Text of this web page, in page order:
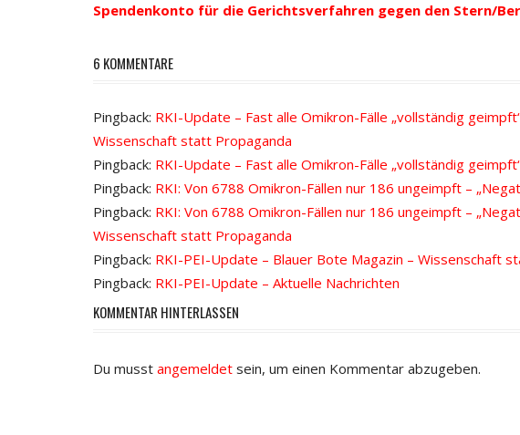
Spendenkonto für die Gerichtsverfahren gegen den Stern/
6 KOMMENTARE
Pingback: RKI-Update – Fast alle Omikron-Fälle „vollständig
Wissenschaft statt Propaganda
Pingback: RKI-Update – Fast alle Omikron-Fälle „vollständig
Pingback: RKI: Von 6788 Omikron-Fällen nur 186 ungeimpft –
Pingback: RKI: Von 6788 Omikron-Fällen nur 186 ungeimpft –
Wissenschaft statt Propaganda
Pingback: RKI-PEI-Update – Blauer Bote Magazin – Wissenschaft
Pingback: RKI-PEI-Update – Aktuelle Nachrichten
KOMMENTAR HINTERLASSEN
Du musst angemeldet sein, um einen Kommentar abzugeben.